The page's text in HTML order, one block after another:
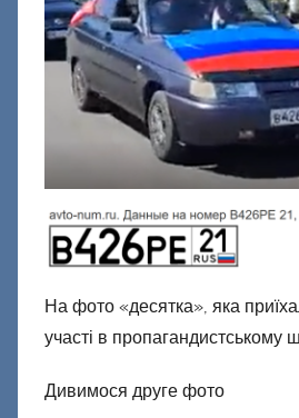
На фото «десятка», яка
участі в пропагандистському
Дивимося друге фото